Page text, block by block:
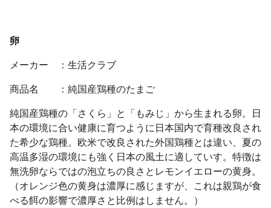
卵
メーカー ：生活クラブ
商品名 ：純国産鶏種のたまご
純国産鶏種の「さくら」と「もみじ」から生まれる卵。日
本の環境に合い健康に育つように日本国内で育種改良され
た希少な鶏種。欧米で改良された外国鶏種とは違い、夏の
高温多湿の環境にも強く日本の風土に適していす。特徴は
無洗卵ならではの泡立ちの良さとレモンイエローの黄身。
（オレンジ色の黄身は濃厚に感じますが、これは親鶏が食
べる餌の影響で濃厚さと比例はしません。）